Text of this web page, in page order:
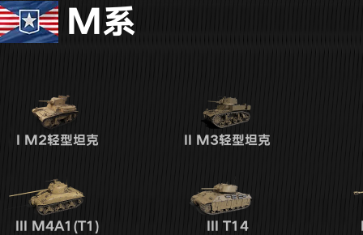
我的足迹： 坦克连
M系
I M2轻型坦克 II M3轻型坦克
III M4A1(T1) III T14